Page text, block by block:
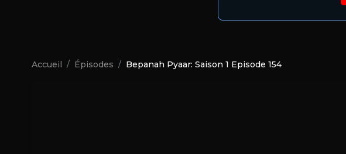
Accueil Épisodes Bepanah Pyaar: Saison 1 Episode 154